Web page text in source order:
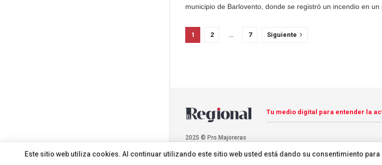
municipio de Barlovento, donde se registró un incendio en un
1 2 … 7 Siguiente
2025 © Pro.Majoreras
Tu medio digital para entender la
Este sitio web utiliza cookies. Al continuar utilizando este sitio web usted está dando su consentimiento